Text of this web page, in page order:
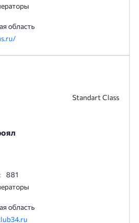
область
Standart Class
881
область